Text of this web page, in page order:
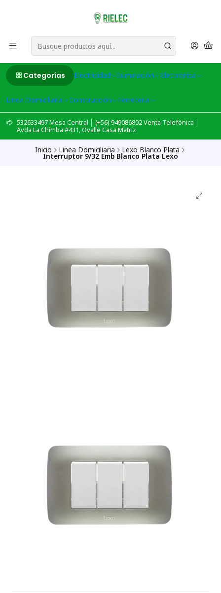
Categorías Electricidad Iluminación Electronica
Linea Domiciliaria Construcción Ferreteria
532633497 Mesa Central │ (+56) 949086802 Venta Telefónica │
Avda La Chimba #431, Ovalle Casa Matriz
Inicio Linea Domiciliaria Lexo Blanco Plata
Interruptor 9/32 Emb Blanco Plata Lexo